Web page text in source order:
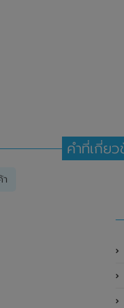
คำที่เกี่ยว